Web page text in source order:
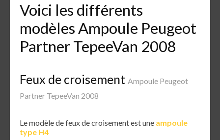
Voici les différents
modèles Ampoule Peugeot
Partner TepeeVan 2008
Feux de croisement Ampoule Peugeot
Partner TepeeVan 2008
Le modèle de feux de croisement est une ampoule
type H4